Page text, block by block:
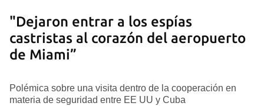
"Dejaron entrar a los espías
castristas al corazón del aeropuerto
de Miami”
Polémica sobre una visita dentro de la cooperación en
materia de seguridad entre EE UU y Cuba